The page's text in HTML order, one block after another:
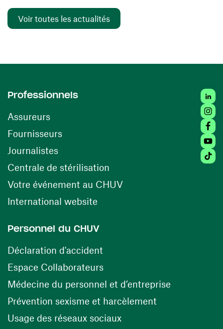
Voir toutes les actualités
Professionnels
Assureurs
Fournisseurs(ouvre une nouvelle fenêtre)
Journalistes
Centrale de stérilisation (ouvre une nouvelle
Votre événement au CHUV(ouvre une nouvelle
International website
Personnel du CHUV
Déclaration d'accident
Espace Collaborateurs(ouvre une nouvelle fenêtre)
Médecine du personnel et d’entreprise
Prévention sexisme et harcèlement
Usage des réseaux sociaux(ouvre une nouvelle